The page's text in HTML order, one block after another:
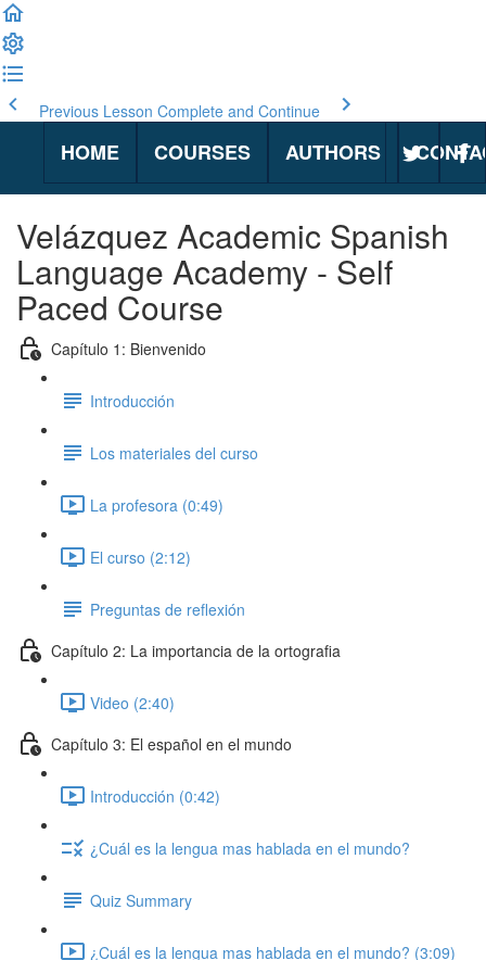
Previous Lesson Complete and Continue
HOME COURSES AUTHORS
Velázquez Academic Spanish
Language Academy - Self
Paced Course
Capítulo 1: Bienvenido
Introducción
Los materiales del curso
La profesora (0:49)
El curso (2:12)
Preguntas de reflexión
Capítulo 2: La importancia de la ortografia
Video (2:40)
Capítulo 3: El español en el mundo
Introducción (0:42)
¿Cuál es la lengua mas hablada en el mundo?
Quiz Summary
¿Cuál es la lengua mas hablada en el mundo? (3:09)